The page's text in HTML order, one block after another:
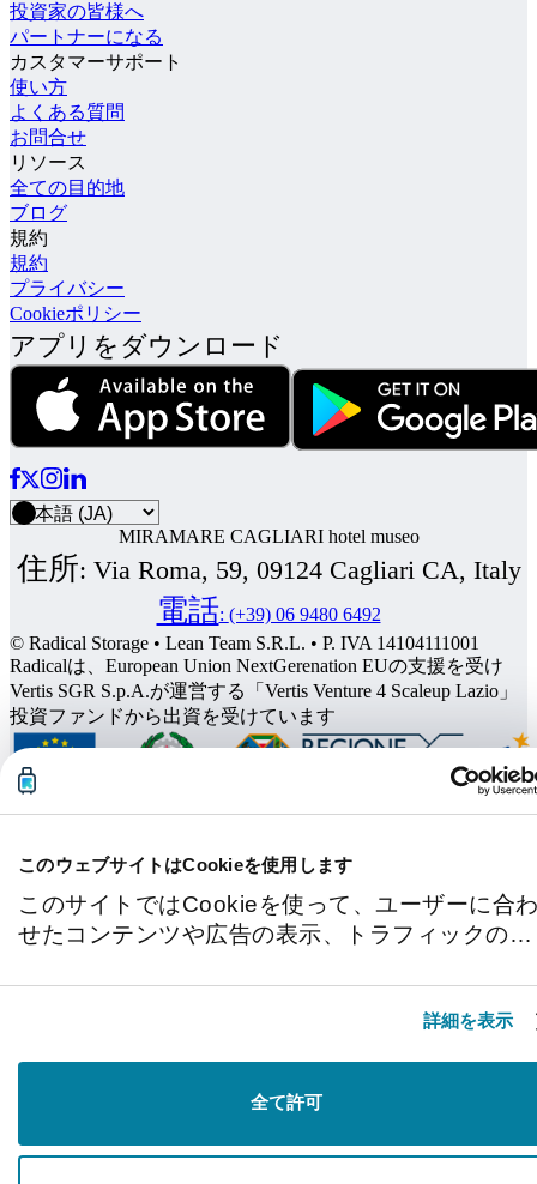
このウェブサイトはCookieを使用します
このサイトではCookieを使って、ユーザーに合
せたコンテンツや広告の表示、トラフィックの分
利用状況についても情報を収集し、ソーシャルメ
ディアや広告配信、データ解析の各パートナーに
や各パートナーのサービスを使用した際に収集さ
れた情報と組み合わされ、各パートナーによって
詳細を表示
全て許可
投資家の皆様へ
パートナーになる
カスタマーサポート
使い方
よくある質問
お問合せ
リソース
全ての目的地
ブログ
規約
規約
プライバシー
Cookieポリシー
アプリをダウンロード
MIRAMARE CAGLIARI hotel museo
住所: Via Roma, 59, 09124 Cagliari CA, Italy
電話: (+39) 06 9480 6492
© Radical Storage • Lean Team S.R.L. • P. IVA 14104111001
Radicalは、European Union NextGerenation EUの支援を受け
Vertis SGR S.p.A.が運営する「Vertis Venture 4 Scaleup Lazio」
投資ファンドから出資を受けています